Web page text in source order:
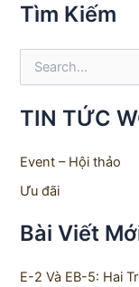
Tìm Kiếm
e
h
o
:
TIN TỨC
Event – Hội thảo
Ưu đãi
Bài Viết
E-2 Và EB-5: Hai